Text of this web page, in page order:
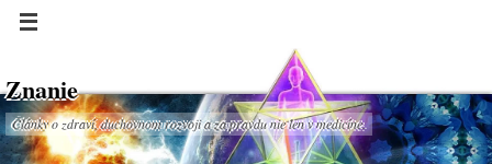
Znanie
Články o zdraví, duchovnom rozvoji a za pravdu nie len v medicíne.